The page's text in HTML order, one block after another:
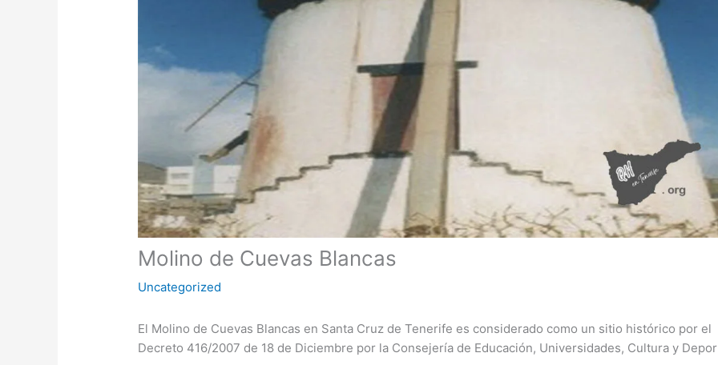
Molino de Cuevas Blancas
Uncategorized
El Molino de Cuevas Blancas en Santa Cruz de Tenerife es considerado como un sitio histórico por el
Decreto 416/2007 de 18 de Diciembre por la Consejería de Educación, Universidades, Cultura y